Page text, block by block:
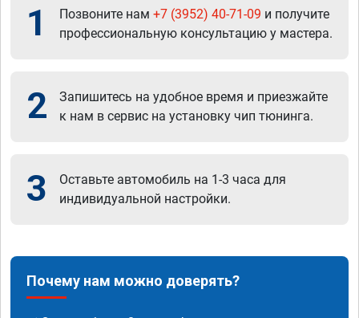
1 Позвоните нам +7 (3952) 40-71-09 и получите
профессиональную консультацию у мастера.
2
Запишитесь на удобное время и приезжайте
к нам в сервис на установку чип тюнинга.
3
Оставьте автомобиль на 1-3 часа для
индивидуальной настройки.
Почему нам можно доверять?